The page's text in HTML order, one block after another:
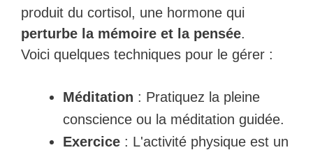
produit du cortisol, une hormone qui
perturbe la mémoire et la pensée.
Voici quelques techniques pour le gérer :
Méditation : Pratiquez la pleine
conscience ou la méditation guidée.
Exercice : L'activité physique est un